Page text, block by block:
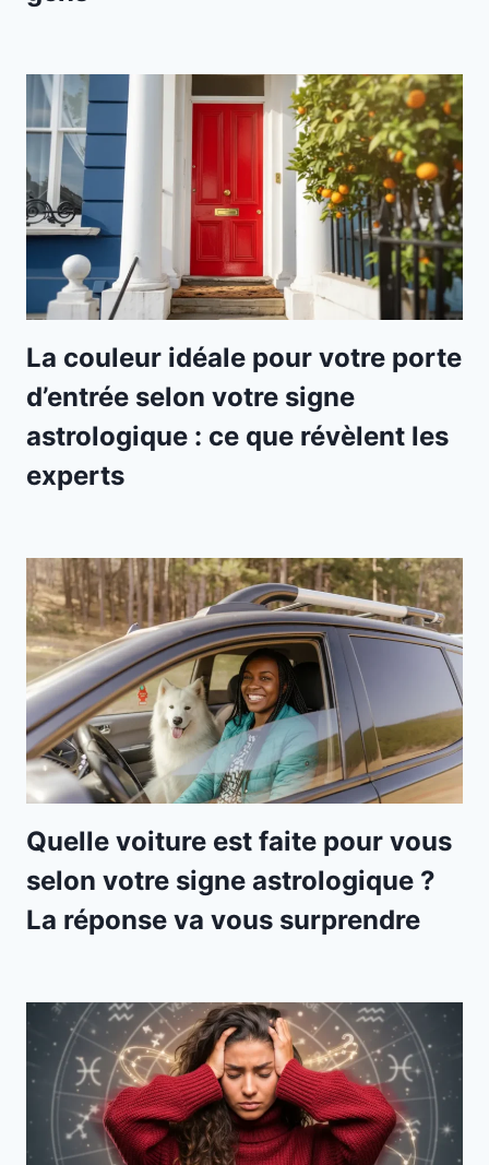
La couleur idéale pour votre porte
d’entrée selon votre signe
astrologique : ce que révèlent les
experts
Quelle voiture est faite pour vous
selon votre signe astrologique ?
La réponse va vous surprendre